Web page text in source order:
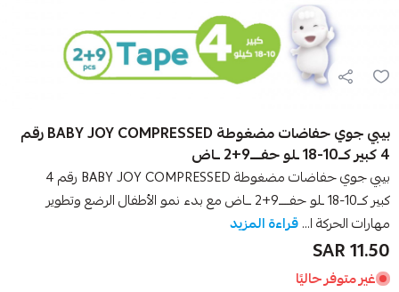
بيبي جوي حفاضات مضغوطة BABY JOY COMPRESSED رقم
4 كبير كــ10-18 ـلو حفــــ9+2 ــاض
بيبي جوي حفاضات مضغوطة BABY JOY COMPRESSED رقم 4
كبير كــ10-18 ـلو حفــــ9+2 ــاض مع بدء نمو الأطفال الرضع وتطوير
مهارات الحركة ا...قراءة المزيد
11.50 SAR
غير متوفر حاليًا